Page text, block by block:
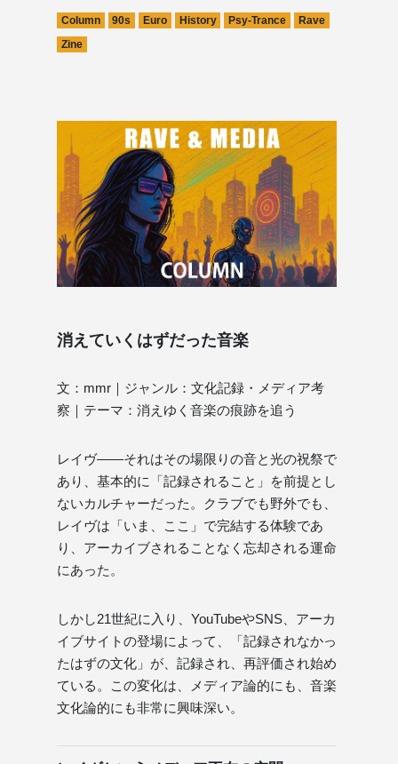
Column 90s Euro History Psy-Trance
Rave
Zine
消えていくはずだった音楽
文：mmr｜ジャンル：文化記録・メディア考
察｜テーマ：消えゆく音楽の痕跡を追う
レイヴ——それはその場限りの音と光の祝祭で
あり、基本的に「記録されること」を前提とし
ないカルチャーだった。クラブでも野外でも、
レイヴは「いま、ここ」で完結する体験であ
り、アーカイブされることなく忘却される運命
にあった。
しかし21世紀に入り、YouTubeやSNS、アーカ
イブサイトの登場によって、「記録されなかっ
たはずの文化」が、記録され、再評価され始め
ている。この変化は、メディア論的にも、音楽
文化論的にも非常に興味深い。